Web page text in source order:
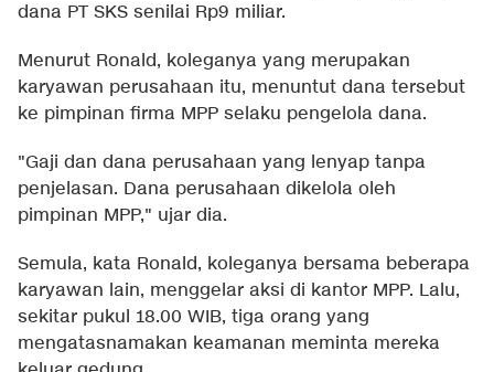
dana PT SKS senilai Rp9 miliar.
Menurut Ronald, koleganya yang merupakan
karyawan perusahaan itu, menuntut dana tersebut
ke pimpinan firma MPP selaku pengelola dana.
"Gaji dan dana perusahaan yang lenyap tanpa
penjelasan. Dana perusahaan dikelola oleh
pimpinan MPP," ujar dia.
Semula, kata Ronald, koleganya bersama beberapa
karyawan lain, menggelar aksi di kantor MPP. Lalu,
sekitar pukul 18.00 WIB, tiga orang yang
mengatasnamakan keamanan meminta mereka